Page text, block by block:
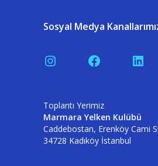
Sosyal Medya
InstagramFacebook
Toplantı Yerimiz
Marmara Yelken Kulübü
Caddebostan, Erenköy Cami
34728 Kadıköy İstanbul